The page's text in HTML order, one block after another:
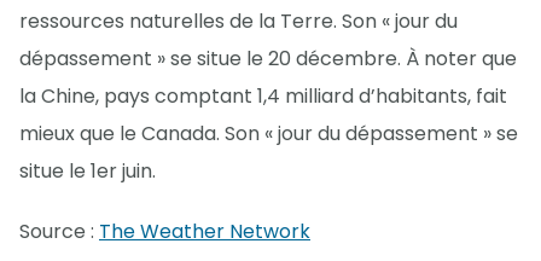
ressources naturelles de la Terre. Son « jour du
dépassement » se situe le 20 décembre. À noter que
la Chine, pays comptant 1,4 milliard d’habitants, fait
mieux que le Canada. Son « jour du dépassement » se
situe le 1er juin.
Source : The Weather Network